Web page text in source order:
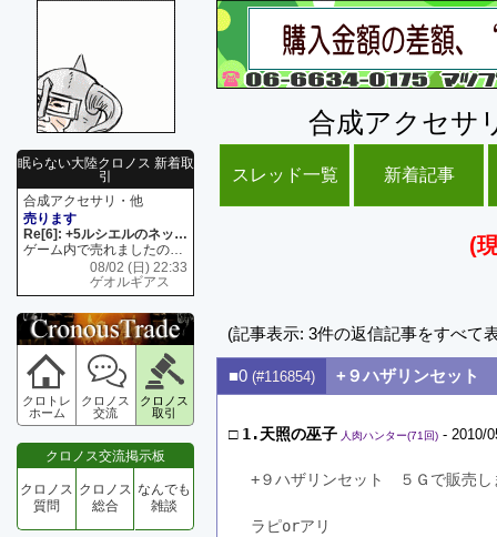
眠らない大陸クロノス 新着取
引
合成アクセサリ・他
売ります
Re[6]: +5ルシエルのネックレス
ゲーム内で売れましたので 在庫がネク1 リング4 となります リングのお値段は80G といたします
08/02 (日) 22:33
ゲオルギアス
クロトレ
ホーム
クロノス
交流
クロノス
取引
クロノス交流掲示板
クロノス
質問
クロノス
総合
なんでも
雑談
合成アクセサ
スレッド一覧 新着記事
(
(記事表示: 3件の返信記事をすべて
■0 (#116854) +９ハザリンセット
□ 1.天照の巫子 人肉ハンター(71回) - 2010/
+９ハザリンセット　５Ｇで販売し
ラピorアリ